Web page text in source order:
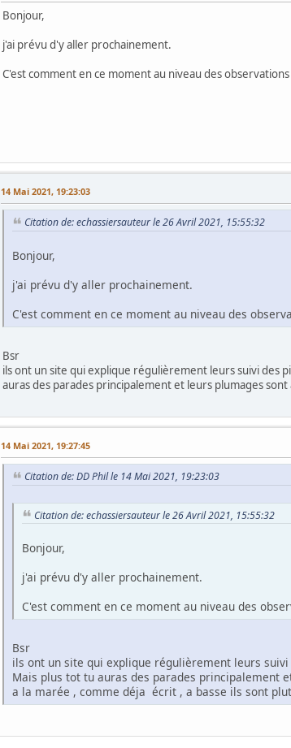
Bonjour,
j'ai prévu d'y aller prochainement.
C'est comment en ce moment au niveau des observations
14 Mai 2021, 19:23:03
Citation de: echassiersauteur le 26 Avril 2021, 15:55:32
Bonjour,
j'ai prévu d'y aller prochainement.
C'est comment en ce moment au niveau des
Bsr
ils ont un site qui explique régulièrement leurs suivi des
auras des parades principalement et leurs plumages
14 Mai 2021, 19:27:45
Citation de: DD Phil le 14 Mai 2021, 19:23:03
Citation de: echassiersauteur le 26 Avril 2021, 15:55:32
Bonjour,
j'ai prévu d'y aller prochainement.
C'est comment en ce moment au niveau des
Bsr
ils ont un site qui explique régulièrement leurs
Mais plus tot tu auras des parades principalement
a la marée , comme déja écrit , a basse ils sont